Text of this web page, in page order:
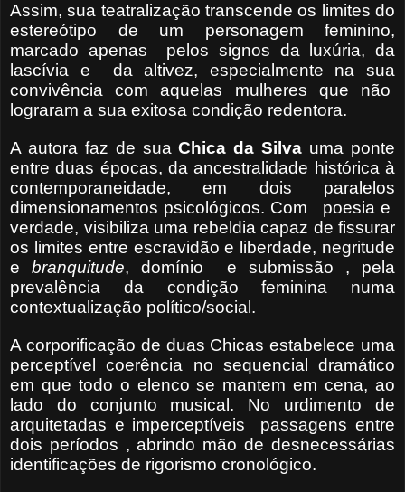
Assim, sua teatralização transcende os limites do
estereótipo de um personagem feminino,
marcado apenas pelos signos da luxúria, da
lascívia e da altivez, especialmente na sua
convivência com aquelas mulheres que não
lograram a sua exitosa condição redentora.
A autora faz de suaChica da Silva uma ponte
entre duas épocas, da ancestralidade histórica à
contemporaneidade, em dois paralelos
dimensionamentos psicológicos. Com poesia e
verdade, visibiliza uma rebeldia capaz de fissurar
os limites entre escravidão e liberdade, negritude
e branquitude, domínio e submissão , pela
prevalência da condição feminina numa
contextualização político/social.
A corporificação de duas Chicas estabelece uma
perceptível coerência no sequencial dramático
em que todo o elenco se mantem em cena, ao
lado do conjunto musical. No urdimento de
arquitetadas e imperceptíveis passagens entre
dois períodos , abrindo mão de desnecessárias
identificações de rigorismo cronológico.